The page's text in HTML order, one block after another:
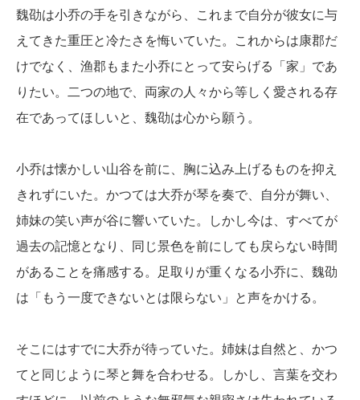
魏劭は小乔の手を引きながら、これまで自分が彼女に与
えてきた重圧と冷たさを悔いていた。これからは康郡だ
けでなく、渔郡もまた小乔にとって安らげる「家」であ
りたい。二つの地で、両家の人々から等しく愛される存
在であってほしいと、魏劭は心から願う。
小乔は懐かしい山谷を前に、胸に込み上げるものを抑え
きれずにいた。かつては大乔が琴を奏で、自分が舞い、
姉妹の笑い声が谷に響いていた。しかし今は、すべてが
過去の記憶となり、同じ景色を前にしても戻らない時間
があることを痛感する。足取りが重くなる小乔に、魏劭
は「もう一度できないとは限らない」と声をかける。
そこにはすでに大乔が待っていた。姉妹は自然と、かつ
てと同じように琴と舞を合わせる。しかし、言葉を交わ